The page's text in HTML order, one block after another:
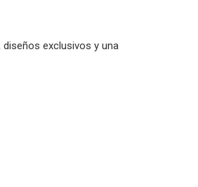
diseños exclusivos y una